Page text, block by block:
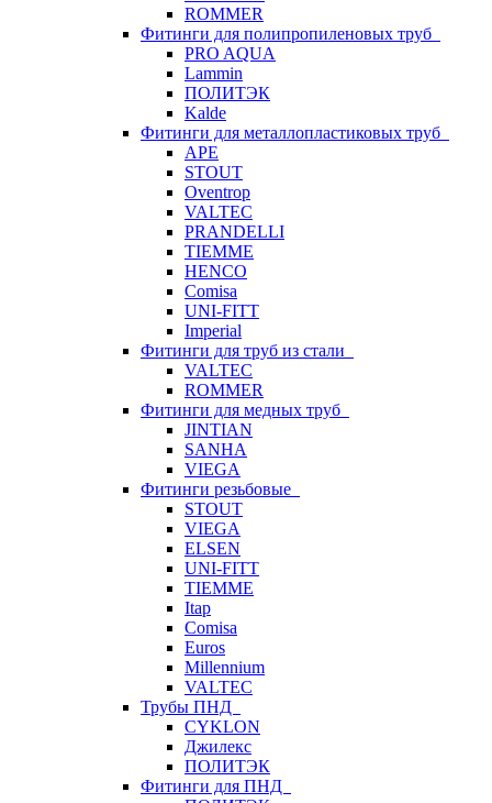
ROMMER
Фитинги для полипропиленовых труб
PRO AQUA
Lammin
ПОЛИТЭК
Kalde
Фитинги для металлопластиковых труб
APE
STOUT
Oventrop
VALTEC
PRANDELLI
TIEMME
HENCO
Comisa
UNI-FITT
Imperial
Фитинги для труб из стали
VALTEC
ROMMER
Фитинги для медных труб
JINTIAN
SANHA
VIEGA
Фитинги резьбовые
STOUT
VIEGA
ELSEN
UNI-FITT
TIEMME
Itap
Comisa
Euros
Millennium
VALTEC
Трубы ПНД
CYKLON
Джилекс
ПОЛИТЭК
Фитинги для ПНД